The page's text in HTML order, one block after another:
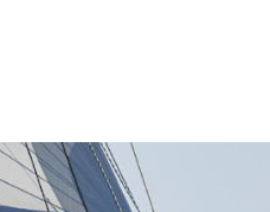
ABOUT JEANNEAU